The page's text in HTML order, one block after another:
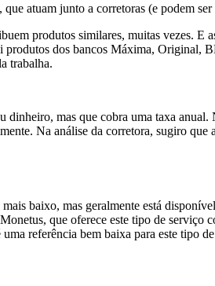
atuam junto a corretoras (e podem
produtos similares, muitas vezes.
dos bancos Máxima,
trabalha.
mas que cobra uma taxa
Na análise da corretora, sugiro
baixo, mas geralmente está
que oferece este tipo de
referência bem baixa para este tipo